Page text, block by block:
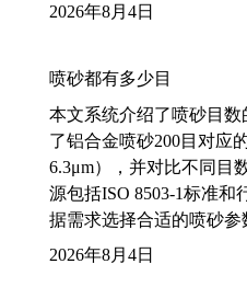
2026年8月4日
喷砂都有多少目
本文系统介绍了喷砂目
了铝合金喷砂200目对应
6.3μm），并对比不同目
源包括ISO 8503-1标准和
据需求选择合适的喷砂参
2026年8月4日